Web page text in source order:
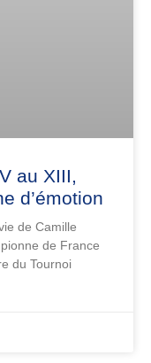
au XIII,
d’émotion
de Camille
de France
du Tournoi